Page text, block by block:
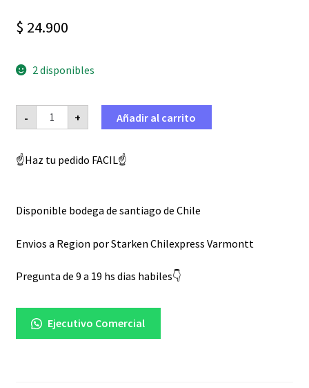
$ 24.900
2 disponibles
-
Despinches
ZETA
Rojo
SHOWA
ZE91-
+ Añadir al carrito
☝️Haz tu pedido FACIL☝️
Disponible bodega de santiago de Chile
Envios a Region por Starken Chilexpress Varmontt
Pregunta de 9 a 19 hs dias habiles👇
Ejecutivo Comercial